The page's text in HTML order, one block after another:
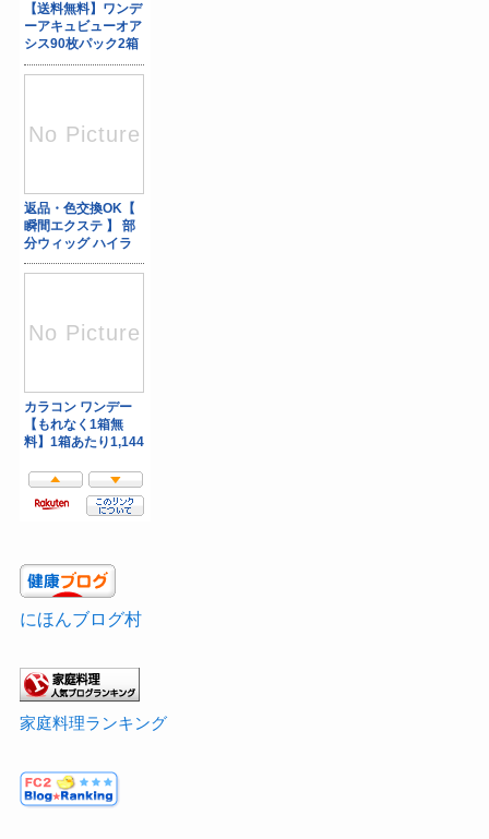
にほんブログ村
家庭料理ランキング